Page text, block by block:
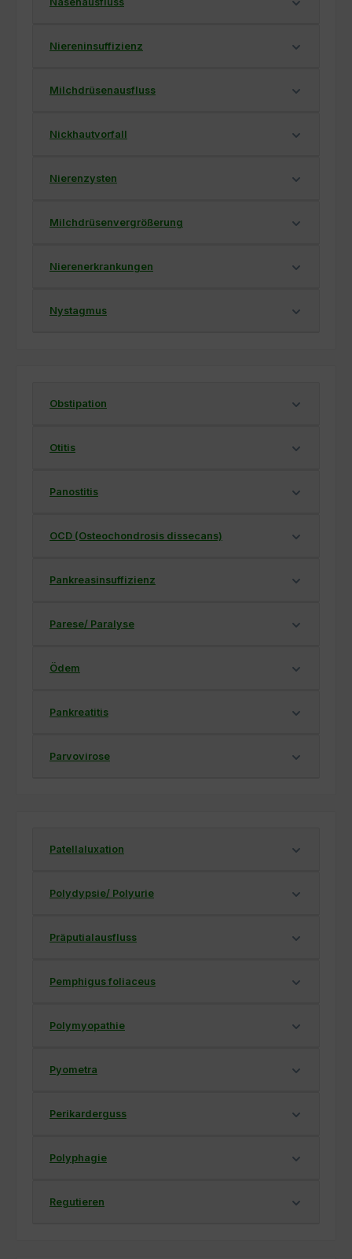
Niereninsuffizienz
Milchdrüsenausfluss
Nickhautvorfall
Nierenzysten
Milchdrüsenvergrößerung
Nierenerkrankungen
Nystagmus
Obstipation
Otitis
Panostitis
OCD (Osteochondrosis dissecans)
Pankreasinsuffizienz
Parese/ Paralyse
Ödem
Pankreatitis
Parvovirose
Patellaluxation
Polydypsie/ Polyurie
Präputialausfluss
Pemphigus foliaceus
Polymyopathie
Pyometra
Perikarderguss
Polyphagie
Regutieren